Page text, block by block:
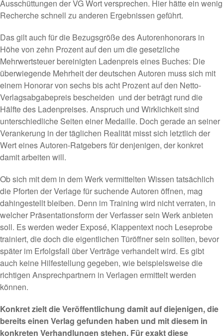
Ausschüttungen der VG Wort versprechen. Hier hätte ein wenig
Recherche schnell zu anderen Ergebnissen geführt.
Das gilt auch für die Bezugsgröße des Autorenhonorars in
Höhe von zehn Prozent auf den um die gesetzliche
Mehrwertsteuer bereinigten Ladenpreis eines Buches: Die
überwiegende Mehrheit der deutschen Autoren muss sich mit
einem Honorar von sechs bis acht Prozent auf den Netto-
Verlagsabgabepreis bescheiden  und der beträgt rund die
Hälfte des Ladenpreises. Anspruch und Wirklichkeit sind
unterschiedliche Seiten einer Medaille. Doch gerade an seiner
Verankerung in der täglichen Realität misst sich letztlich der
Wert eines Autoren-Ratgebers für denjenigen, der konkret
damit arbeiten will.
Ob sich mit dem in dem Werk vermittelten Wissen tatsächlich
die Pforten der Verlage für suchende Autoren öffnen, mag
dahingestellt bleiben. Denn im Training wird nicht verraten, in
welcher Präsentationsform der Verfasser sein Werk anbieten
soll. Es werden weder Exposé, Klappentext noch Leseprobe
trainiert, die doch die eigentlichen Türöffner sein sollten, bevor
später im Erfolgsfall über Verträge verhandelt wird. Es gibt
auch keine Hilfestellung gegeben, wie beispielsweise die
richtigen Ansprechpartnern in Verlagen ermittelt werden
können.
Konkret zielt die Veröffentlichung damit auf diejenigen, die
bereits einen Verlag gefunden haben und mit diesem in
konkreten Verhandlungen stehen. Für exakt diese